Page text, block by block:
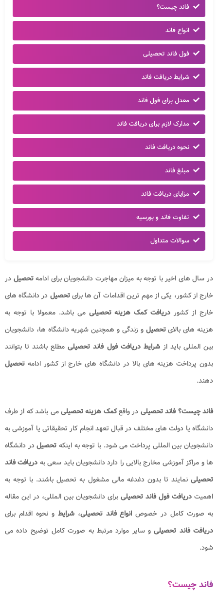
فاند چیست؟
انواع فاند
فول فاند تحصیلی
شرایط دریافت فاند
معدل برای فول فاند
مدارک لازم برای دریافت فاند
نحوه دریافت فاند
مبلغ فاند
مزایای دریافت فاند
تفاوت فاند و بورسیه
سوالات متداول
در سال های اخیر با توجه به میزان مهاجرت دانشجویان برای ادامهتحصیل در
خارج از کشور، یکی از مهم ترین اقدامات آن ها برایتحصیل در دانشگاه های
خارج از کشور دریافت کمک هزینه تحصیلی می باشد. معمولا با توجه به
هزینه های بالایتحصیل و زندگی و همچنین شهریه دانشگاه ها، دانشجویان
بین المللی باید ازشرایط دریافت فول فاند تحصیلیمطلع باشند تا بتوانند
بدون پرداخت هزینه های بالا در دانشگاه های خارج از کشور ادامه تحصیل
دهند.
فاند چیست؟ فاند تحصیلی در واقعکمک هزینه تحصیلیمی باشد که از طرف
دانشگاه یا دولت های مختلف در قبال تعهد انجام کار تحقیقاتی یا آموزشی به
دانشجویان بین المللی پرداخت می شود. با توجه به اینکه تحصیلدر دانشگاه
ها و مراکز آموزشی مخارج بالایی را دارد دانشجویان باید سعی به دریافت فاند
تحصیلی نمایند تا بدون دغدغه مالی مشغول به تحصیل باشند. با توجه به
اهمیت دریافت فول فاند تحصیلی برای دانشجویان بین المللی، در این مقاله
به صورت کامل در خصوصانواع فاند تحصیلی،شرایط و نحوه اقدام برای
دریافت فاند تحصیلیو سایر موارد مرتبط به صورت کامل توضیح داده می
شود.
فاند چیست؟